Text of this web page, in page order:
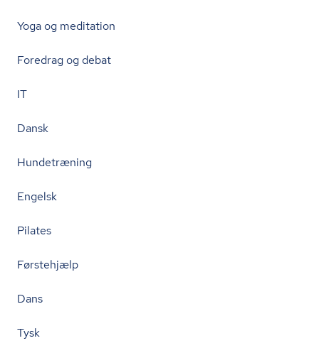
Yoga og meditation
Foredrag og debat
IT
Dansk
Hundetræning
Engelsk
Pilates
Førstehjælp
Dans
Tysk